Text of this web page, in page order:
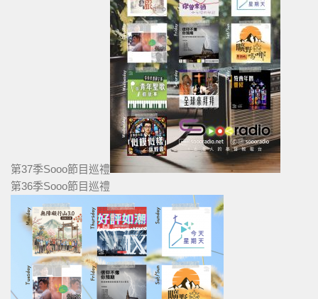
第37季Sooo節目巡禮
第36季Sooo節目巡禮